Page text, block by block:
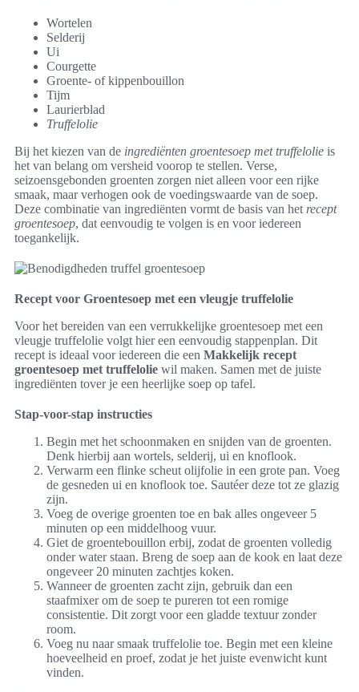
Wortelen
Selderij
Ui
Courgette
Groente- of kippenbouillon
Tijm
Laurierblad
Truffelolie
Bij het kiezen van de ingrediënten groentesoep met truffelolie is
het van belang om versheid voorop te stellen. Verse,
seizoensgebonden groenten zorgen niet alleen voor een rijke
smaak, maar verhogen ook de voedingswaarde van de soep.
Deze combinatie van ingrediënten vormt de basis van het recept
groentesoep, dat eenvoudig te volgen is en voor iedereen
toegankelijk.
Recept voor Groentesoep met een vleugje truffelolie
Voor het bereiden van een verrukkelijke groentesoep met een
vleugje truffelolie volgt hier een eenvoudig stappenplan. Dit
recept is ideaal voor iedereen die een Makkelijk recept
groentesoep met truffelolie wil maken. Samen met de juiste
ingrediënten tover je een heerlijke soep op tafel.
Stap-voor-stap instructies
Begin met het schoonmaken en snijden van de groenten.
Denk hierbij aan wortels, selderij, ui en knoflook.
Verwarm een flinke scheut olijfolie in een grote pan. Voeg
de gesneden ui en knoflook toe. Sautéer deze tot ze glazig
zijn.
Voeg de overige groenten toe en bak alles ongeveer 5
minuten op een middelhoog vuur.
Giet de groentebouillon erbij, zodat de groenten volledig
onder water staan. Breng de soep aan de kook en laat deze
ongeveer 20 minuten zachtjes koken.
Wanneer de groenten zacht zijn, gebruik dan een
staafmixer om de soep te pureren tot een romige
consistentie. Dit zorgt voor een gladde textuur zonder
room.
Voeg nu naar smaak truffelolie toe. Begin met een kleine
hoeveelheid en proef, zodat je het juiste evenwicht kunt
vinden.